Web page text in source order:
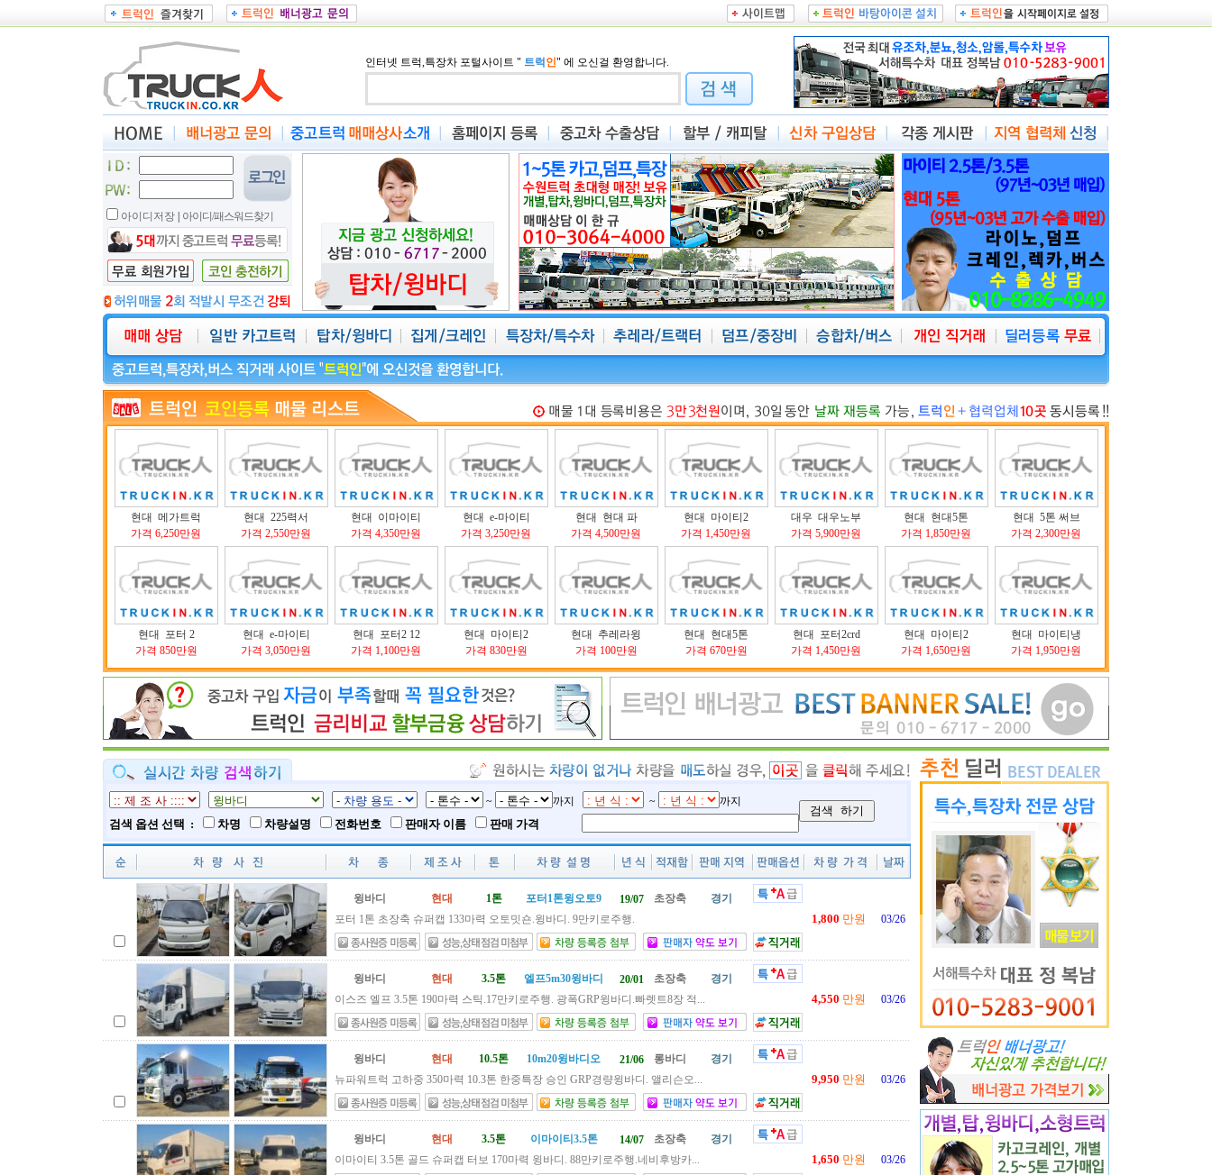
인터넷 트럭,특장차 포털사이트 " 트럭 인" 에 오신걸 환영합니다.
아이디저장 아이디/패스워드찾기
현대 메가트럭
가격 6,250만원
현대 225력서
가격 2,550만원
현대 이마이티
가격 4,350만원
현대 e-마이티
가격 3,250만원
현대 현대 파
가격 4,500만원
현대 마이티2
가격 1,450만원
대우 대우노부
가격 5,900만원
현대 현대5톤
가격 1,850만원
현대 5톤 써브
가격 2,300만원
현대 포터 2
가격 850만원
현대 e-마이티
가격 3,050만원
현대 포터2 12
가격 1,100만원
현대 마이티2
가격 830만원
현대 추레라윙
가격 100만원
현대 현대5톤
가격 670만원
현대 포터2crd
가격 1,450만원
현대 마이티2
가격 1,650만원
현대 마이티냉
가격 1,950만원
~ 까지 ~ 까지
검색 옵션 선택 : 차명 차량설명 전화번호 판매자 이름 판매 가격
윙바디 현대 1톤 포터1톤윙오토9 19/07 초장축
경기
포터 1톤 초장축 슈퍼캡 133마력 오토밋숀.윙바디. 9만키로주행.
1,800 만원 03/26
윙바디 현대 3.5톤 엘프5m30윙바디 20/01 초장축
경기
이스즈 엘프 3.5톤 190마력 스틱.17만키로주행. 광폭GRP윙바디.빠렛트8장 적...
4,550 만원 03/26
윙바디 현대 10.5톤 10m20윙바디오 21/06 롱바디
경기
뉴파워트럭 고하중 350마력 10.3톤 한중특장 승인 GRP경량윙바디. 앨리슨오...
9,950 만원 03/26
윙바디 현대 3.5톤 이마이티3.5톤 14/07 초장축
경기
이마이티 3.5톤 골드 슈퍼캡 터보 170마력 윙바디. 88만키로주행.네비후방카...
1,650 만원 03/26